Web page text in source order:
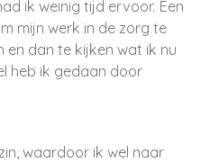
ik weinig tijd ervoor. Een
mijn werk in de zorg te
en dan te kijken wat ik nu
heb ik gedaan door
waardoor ik wel naar